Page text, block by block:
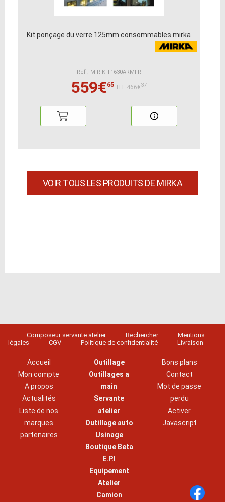
Kit ponçage du verre 125mm consommables mirka
Ref : MIR KIT1630ARMFR
559€65 HT:466€37
VOIR TOUS LES PRODUITS DE MIRKA
Composeur servante atelier Rechercher
Mentions
légales
CGV Politique de confidentialité Livraison
Accueil
Mon compte
A propos
Actualités
Liste de nos
marques
partenaires
Outillage
Outillages a
main
Servante
atelier
Outillage auto
Usinage
Boutique Beta
E.P.I
Equipement
Atelier
Camion
Bons plans
Contact
Mot de passe
perdu
Activer
Javascript